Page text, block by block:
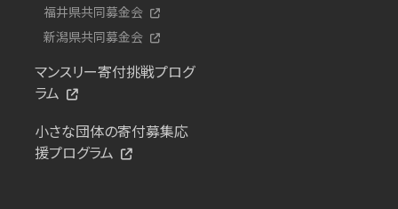
福井県共同募金会
新潟県共同募金会
マンスリー寄付挑戦プログ
ラム
小さな団体の寄付募集応
援プログラム